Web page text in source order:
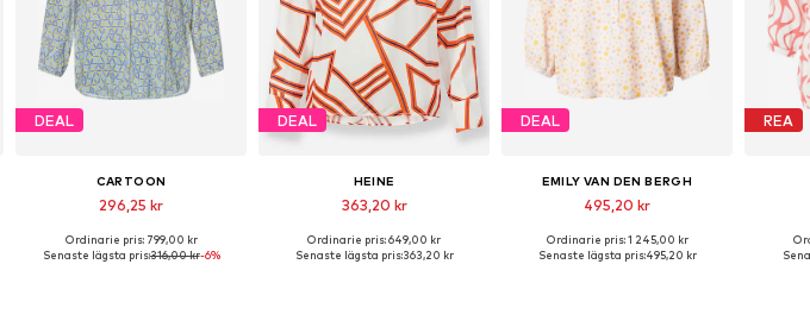
DEAL
CARTOON
296,25 kr
Tillgängliga storlekar: XS, S, M, L
Ordinarie pris: 799,00 kr
Senaste lägsta pris:316,00 kr-6%
DEAL
HEINE
363,20 kr
Tillgänglig i många storlekar
Ordinarie pris: 649,00 kr
Senaste lägsta pris:363,20 kr
DEAL
EMILY VAN DEN BERGH
495,20 kr
Ordinarie pris: 1 245,00 kr
Senaste lägsta pris:495,20 kr
REA